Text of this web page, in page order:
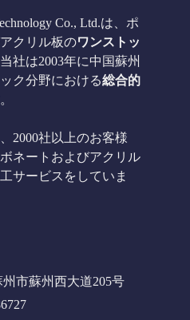
Co., Ltd.は、ポ
クリル板のワンストッ
社は2003年に中国蘇州
ク分野における総合的
2000社以上のお客様
ネートおよびアクリル
サービスをしていま
市蘇州西大道205号